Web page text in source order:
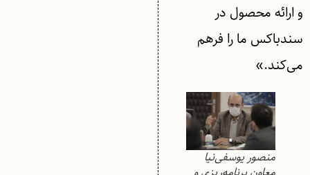
و ارائه محصول در
سندباکس ما را فرهم
می‌کند.»
منصور یوسفی‌نیا